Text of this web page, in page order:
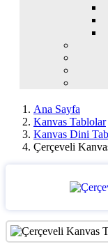
Ana Sayfa
Kanvas Tablolar
Kanvas Dini
Çerçeveli